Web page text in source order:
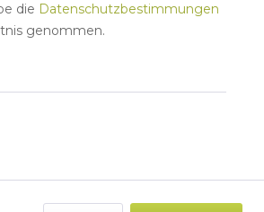
die Datenschutzbestimmungen
genommen.